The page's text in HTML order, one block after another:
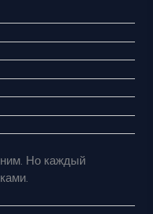
Но каждый